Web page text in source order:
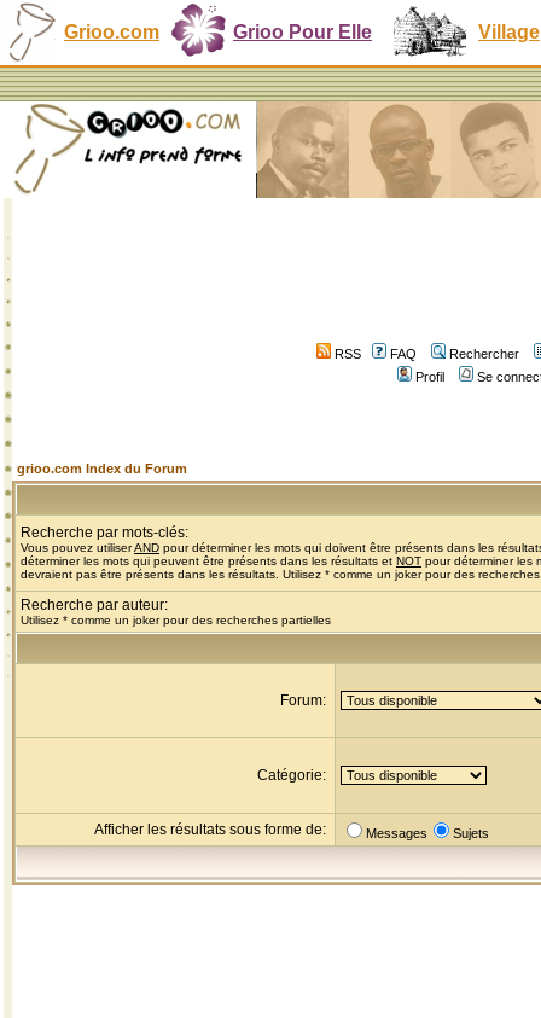
Grioo.com Grioo Pour Elle Village
RSS FAQ
Rechercher
Profil
Se
grioo.com Index du Forum
Recherche par mots-clés:
Vous pouvez utiliserAND pour déterminer les mots qui doivent être présents dans les
déterminer les mots qui peuvent être présents dans les résultats et NOT pour déterminer les
devraient pas être présents dans les résultats. Utilisez * comme un joker pour des
Recherche par auteur:
Utilisez * comme un joker pour des recherches partielles
Forum:
Catégorie:
Afficher les résultats sous forme de: Messages Sujets